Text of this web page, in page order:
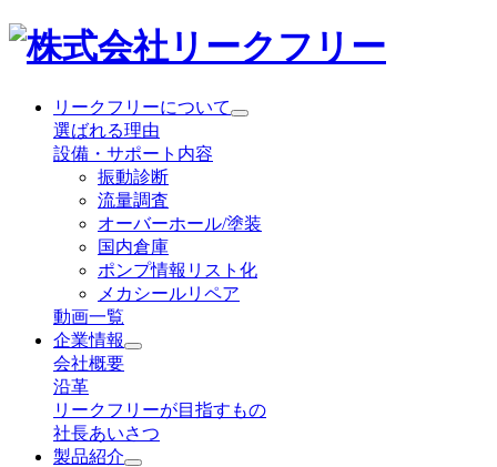
リークフリーについて
選ばれる理由
設備・サポート内容
振動診断
流量調査
オーバーホール/塗装
国内倉庫
ポンプ情報リスト化
メカシールリペア
動画一覧
企業情報
会社概要
沿革
リークフリーが目指すもの
社長あいさつ
製品紹介